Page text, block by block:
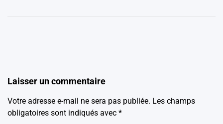
Laisser un commentaire
Votre adresse e-mail ne sera pas publiée. Les champs
obligatoires sont indiqués avec *